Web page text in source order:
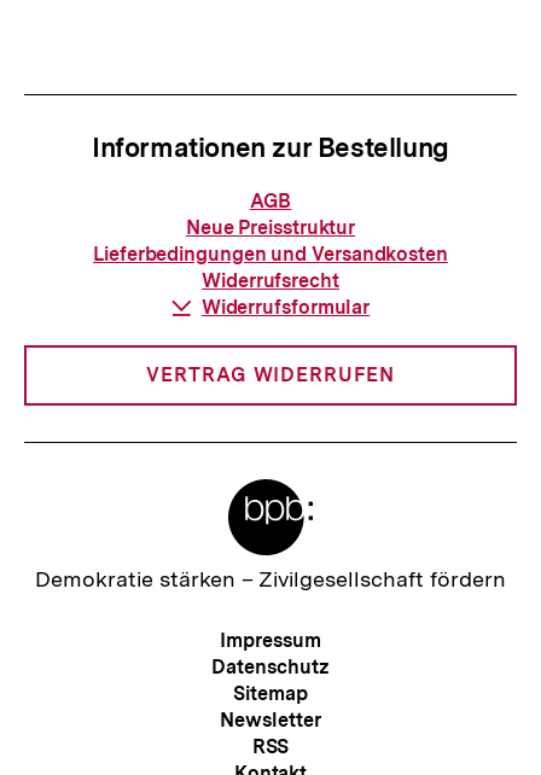
Informationen zur Bestellung
Informationen
zur
Bestellung
AGB
Neue Preisstruktur
Lieferbedingungen und Versandkosten
Widerrufsrecht
Download-
Widerrufsformular
VERTRAG WIDERRUFEN
Zur
Demokratie stärken – Zivilgesellschaft fördern
Meta-
Navigation
Impressum
Datenschutz
Sitemap
Newsletter
RSS